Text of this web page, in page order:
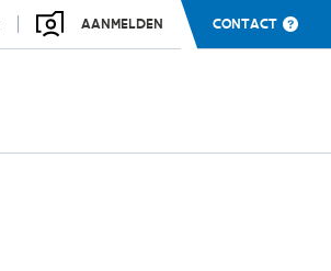
AANMELDEN CONTACT